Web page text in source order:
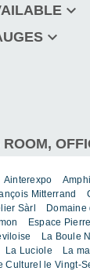
keyboard_arrow_down
keyboard_arrow_down
Ainterexpo
Mitterrand
Sàrl Domaine
Espace
La Boule
La Luciole La
Culturel le Vingt-